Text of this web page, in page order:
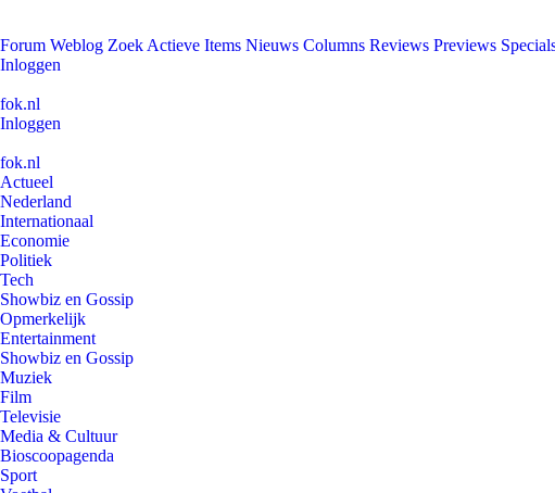
Forum Weblog Zoek Actieve Items Nieuws Columns Reviews Previews
Inloggen
fok.nl
Inloggen
fok.nl
Actueel
Nederland
Internationaal
Economie
Politiek
Tech
Showbiz en Gossip
Opmerkelijk
Entertainment
Showbiz en Gossip
Muziek
Film
Televisie
Media & Cultuur
Bioscoopagenda
Sport